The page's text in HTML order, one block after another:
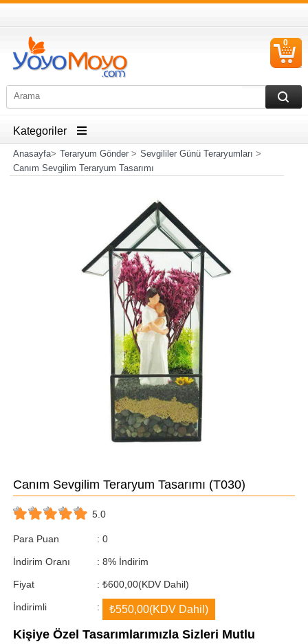
0
Kategoriler
Anasayfa> Teraryum Gönder> Sevgililer Günü Teraryumları >
Canım Sevgilim Teraryum Tasarımı
Canım Sevgilim Teraryum Tasarımı (T030)
5.0
Para Puan : 0
İndirim Oranı : %
8 İndirim
Fiyat : ₺600,00(KDV Dahil)
İndirimli : ₺550,00(KDV Dahil)
Kişiye Özel Tasarımlarımızla Sizleri Mutlu